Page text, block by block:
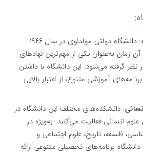
: دانشگاه دولتی مولداوی در سال ۱۹۴۶
زمان به‌عنوان یکی از مهم‌ترین نهادهای
گرفته می‌شود. این دانشگاه با داشتن
آموزشی متنوع، از اعتبار بالایی
: دانشکده‌های مختلف این دانشگاه در
انسانی فعالیت می‌کنند. به‌ویژه در
فلسفه، تاریخ، علوم اجتماعی و
برنامه‌های تحصیلی متنوعی ارائه